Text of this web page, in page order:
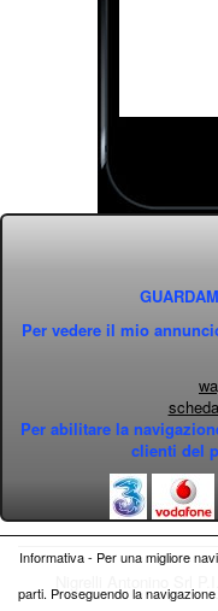
Per vedere il mio
Per abilitare la
clienti del
Informativa - Per una migliore
parti. Proseguendo la